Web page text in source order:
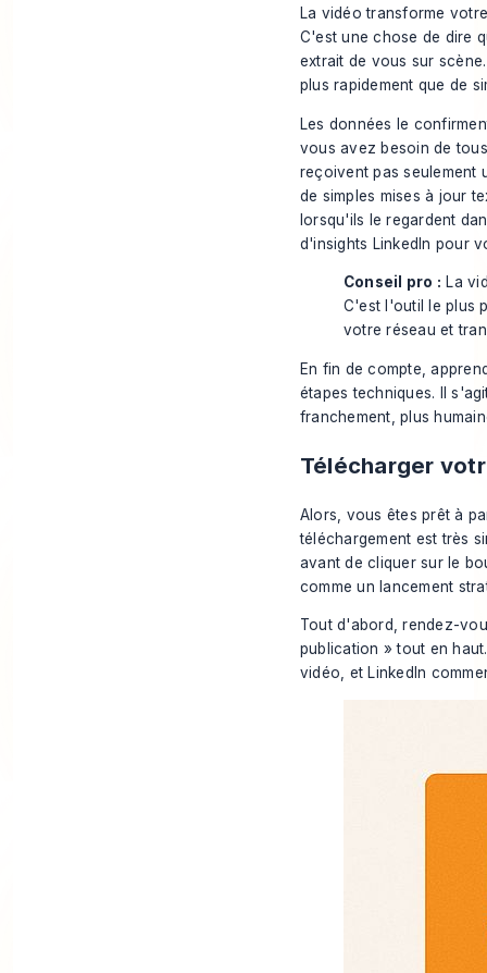
La vidéo transforme
C'est une chose de dire
extrait de vous sur
plus rapidement que de
Les données le
vous avez besoin de
reçoivent pas seulement
de simples mises à jour
lorsqu'ils le regardent
d'insights LinkedIn pour
Conseil pro : La
C'est l'outil le plus
votre réseau et
En fin de compte,
étapes techniques. Il
franchement, plus
Télécharger
Alors, vous êtes prêt à
téléchargement est très
avant de cliquer sur le
comme un lancement
Tout d'abord, rendez-
publication » tout en
vidéo, et LinkedIn